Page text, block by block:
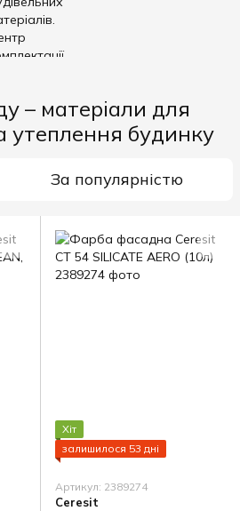
– матеріали для
утеплення будинку
За популярністю
Хіт
залишилося 53 дні
Артикул: 2389274
Ceresit